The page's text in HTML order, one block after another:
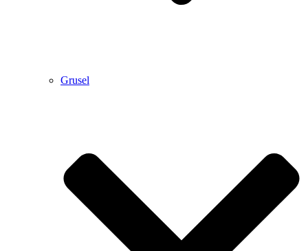
Grusel